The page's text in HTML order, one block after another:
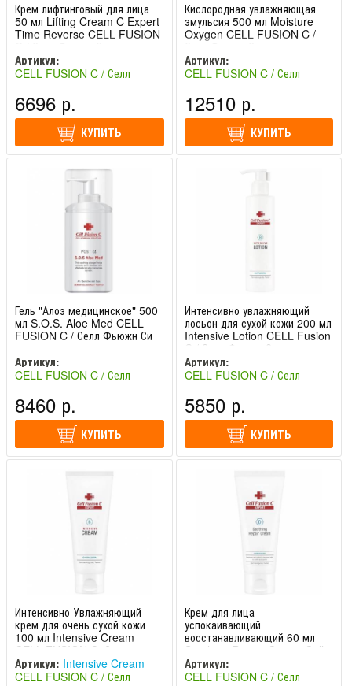
Крем лифтинговый для лица
50 мл Lifting Cream C Expert
Time Reverse CELL FUSION
C / Селл Фьюжн Си
Артикул:
CELL FUSION C / Селл
6696 р.
КУПИТЬ
Кислородная увлажняющая
эмульсия 500 мл Moisture
Oxygen CELL FUSION C /
Селл Фьюжн Си
Артикул:
CELL FUSION C / Селл
12510 р.
КУПИТЬ
Гель "Алоэ медицинское" 500
мл S.O.S. Aloe Med CELL
FUSION C / Селл Фьюжн Си
Артикул:
CELL FUSION C / Селл
8460 р.
КУПИТЬ
Интенсивно увлажняющий
лосьон для сухой кожи 200 мл
Intensive Lotion CELL Fusion
C / Селл Фьюжн Си
Артикул:
CELL FUSION C / Селл
5850 р.
КУПИТЬ
Интенсивно Увлажняющий
крем для очень сухой кожи
100 мл Intensive Cream
CELL FUSION C/ Селл
Фьюжн Си
Артикул: Intensive Cream
CELL FUSION C / Селл
Крем для лица
успокаивающий
восстанавливающий 60 мл
Soothing Repair Cream Cell
Fusion C / Селл Фьюжн Си
Артикул:
CELL FUSION C / Селл